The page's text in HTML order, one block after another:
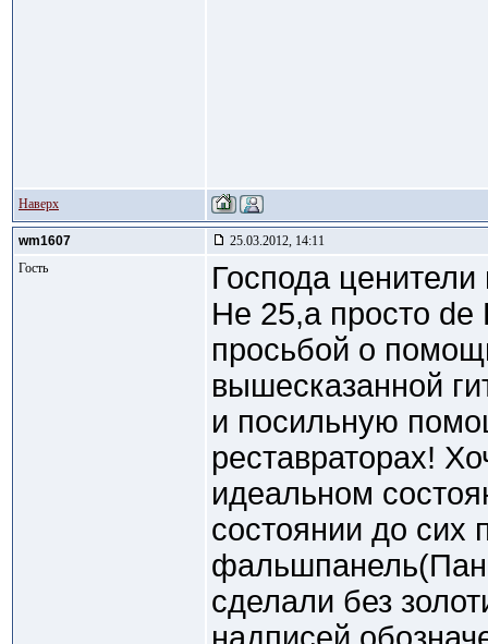
Наверх
wm1607
25.03.2012, 14:11
Гость
Господа
Не 25,а просто
просьбой о
вышесказанной
и посильную
реставраторах!
идеальном
состоянии до сих
сделали без